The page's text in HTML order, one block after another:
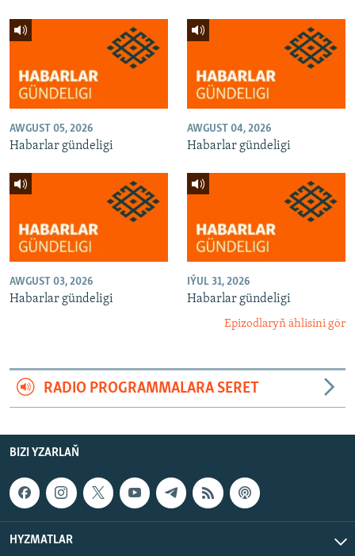
AWGUST 05, 2026
Habarlar gündeligi
AWGUST 04, 2026
Habarlar gündeligi
AWGUST 03, 2026
Habarlar gündeligi
IÝUL 31, 2026
Habarlar gündeligi
Epizodlaryň ählisini gör
RADIO PROGRAMMALARA SERET
BIZI YZARLAŇ
HYZMATLAR